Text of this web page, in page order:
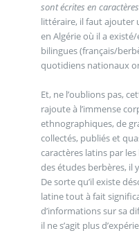
sont écrites en
littéraire, il faut ajouter
en Algérie où il a
bilingues (français/
quotidiens nationaux
Et, ne l’oublions pas,
rajoute à l’immense
ethnographiques, de
collectés, publiés et
caractères latins par
des études berbères, il
De sorte qu’il existe
latine tout à fait
d’informations sur sa
il ne s’agit plus